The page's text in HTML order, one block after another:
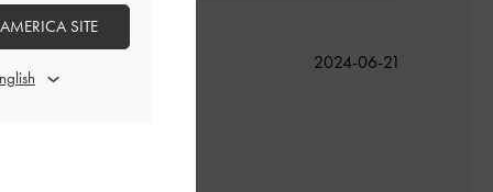
2024-06-21
SITE